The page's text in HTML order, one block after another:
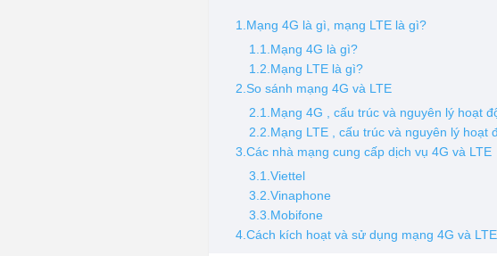
1.Mạng 4G là gì, mạng LTE là gì?
1.1.Mạng 4G là gì?
1.2.Mạng LTE là gì?
2.So sánh mạng 4G và LTE
2.1.Mạng 4G , cấu trúc và nguyên lý hoạt
2.2.Mạng LTE , cấu trúc và nguyên lý hoạt
3.Các nhà mạng cung cấp dịch vụ 4G và LTE
3.1.Viettel
3.2.Vinaphone
3.3.Mobifone
4.Cách kích hoạt và sử dụng mạng 4G và